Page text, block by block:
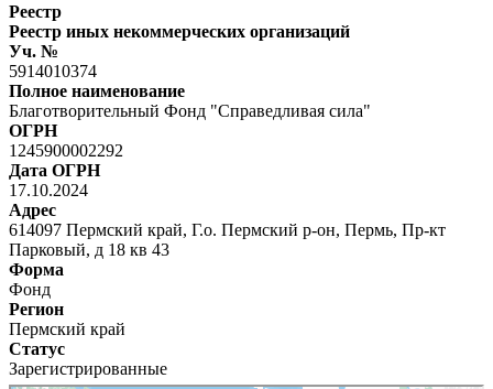
Реестр
Реестр иных некоммерческих организаций
Уч. №
5914010374
Полное наименование
Благотворительный Фонд "Справедливая сила"
ОГРН
1245900002292
Дата ОГРН
17.10.2024
Адрес
614097 Пермский край, Г.о. Пермский р-он, Пермь, Пр-кт
Парковый, д 18 кв 43
Форма
Фонд
Регион
Пермский край
Статус
Зарегистрированные